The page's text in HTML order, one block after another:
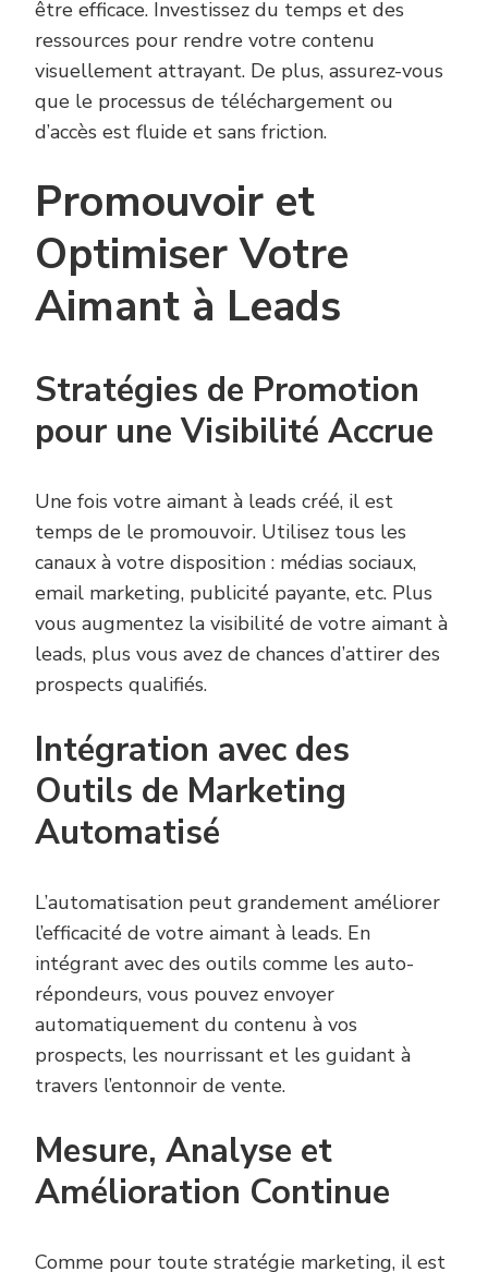
être efficace. Investissez du temps et des
ressources pour rendre votre contenu
visuellement attrayant. De plus, assurez-vous
que le processus de téléchargement ou
d’accès est fluide et sans friction.
Promouvoir et
Optimiser Votre
Aimant à Leads
Stratégies de Promotion
pour une Visibilité Accrue
Une fois votre aimant à leads créé, il est
temps de le promouvoir. Utilisez tous les
canaux à votre disposition : médias sociaux,
email marketing, publicité payante, etc. Plus
vous augmentez la visibilité de votre aimant à
leads, plus vous avez de chances d’attirer des
prospects qualifiés.
Intégration avec des
Outils de Marketing
Automatisé
L’automatisation peut grandement améliorer
l’efficacité de votre aimant à leads. En
intégrant avec des outils comme les auto-
répondeurs, vous pouvez envoyer
automatiquement du contenu à vos
prospects, les nourrissant et les guidant à
travers l’entonnoir de vente.
Mesure, Analyse et
Amélioration Continue
Comme pour toute stratégie marketing, il est